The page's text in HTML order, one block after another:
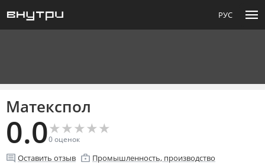
РУС menu
Матекспол
0.0★
★★
★★
★★
★★
★
0оценок
comment Оставить отзыв enterprise Промышленность, производство